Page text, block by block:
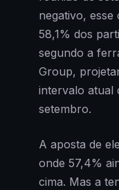
negativo,
58,1% dos
segundo a
Group,
intervalo atual
setembro.
A aposta de
onde 57,4%
cima. Mas a